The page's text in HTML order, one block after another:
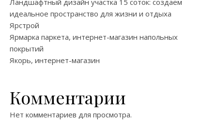
Ландшафтный дизайн участка 15 соток: создаем
идеальное пространство для жизни и отдыха
Ярстрой
Ярмарка паркета, интернет-магазин напольных
покрытий
Якорь, интернет-магазин
Комментарии
Нет комментариев для просмотра.